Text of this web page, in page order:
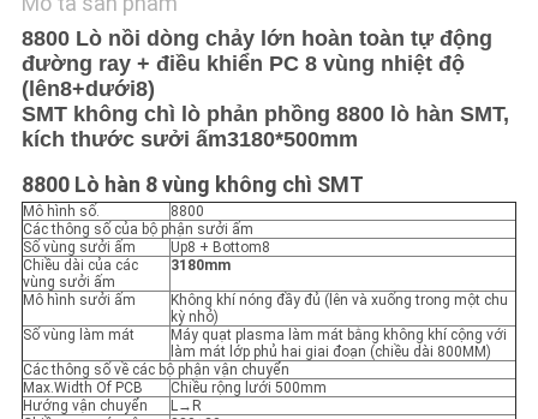
LINE
SƠ
ĐỒ
TRANG
WEB
CHÍNH
SÁCH
BẢO
MẬT
8800 Lò nồi dòng chảy lớn hoàn toàn tự động
đường ray + điều khiển PC 8 vùng nhiệt độ
(lên8+dưới8)
SMT không chì lò phản phồng 8800 lò hàn SMT,
kích thước sưởi ấm3180*500mm
8800 Lò hàn 8 vùng không chì SMT
Mô hình số.
8800
Các thông số của bộ phận sưởi ấm
Số vùng sưởi ấm
Up8 + Bottom8
Chiều dài của các
vùng sưởi ấm
3180mm
Mô hình sưởi ấm
Không khí nóng đầy đủ (lên và xuống trong một chu
kỳ nhỏ)
Số vùng làm mát
Máy quạt plasma làm mát bằng không khí cộng với
làm mát lớp phủ hai giai đoạn (chiều dài 800MM)
Các thông số về các bộ phận vận chuyển
Max.Width Of PCB
Chiều rộng lưới 500mm
Hướng vận chuyển
L→R